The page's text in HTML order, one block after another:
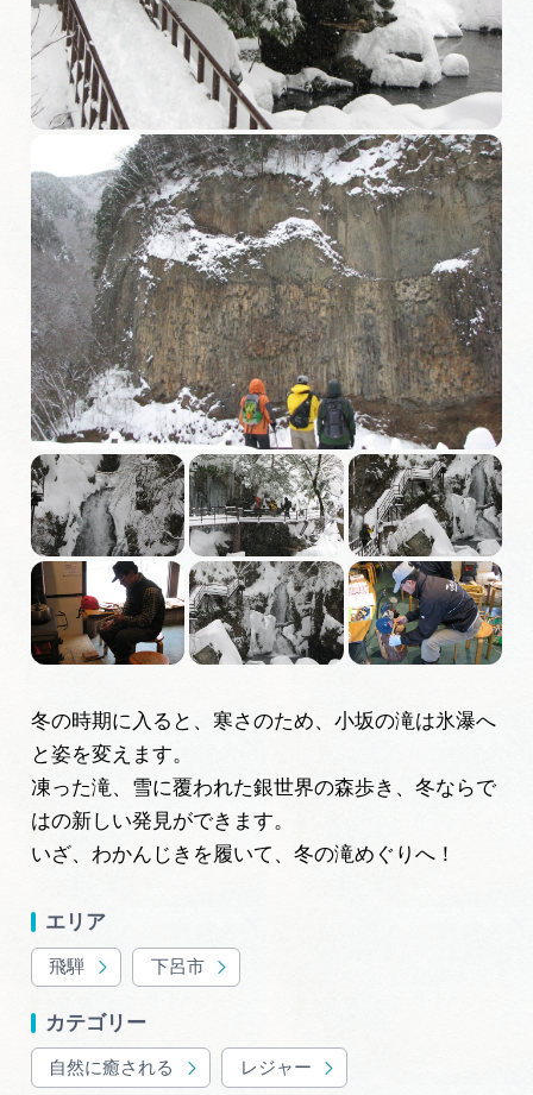
旅行会社・観光事業者の皆様へ
フォトライブラリー
動画ライブラリー
お問い合わせ
運営組織
広告掲載
サイトポリシー
冬の時期に入ると、寒さのため、小坂の滝は氷瀑へ
と姿を変えます。
凍った滝、雪に覆われた銀世界の森歩き、冬ならで
はの新しい発見ができます。
いざ、わかんじきを履いて、冬の滝めぐりへ！
エリア
飛騨 下呂市
カテゴリー
自然に癒される レジャー